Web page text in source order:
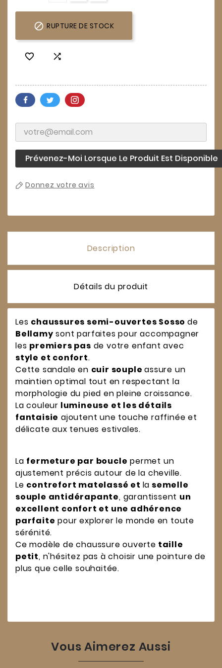
 RUPTURE DE STOCK
 
Prévenez-Moi Lorsque Le Produit Est Disponible
Donnez votre avis
Description
Détails du produit
Les chaussures semi-ouvertes Sossode
Bellamy sont parfaites pour accompagner
les premiers pas de votre enfant avec
style et confort.
Cette sandale en cuir soupleassure un
maintien optimal tout en respectant la
morphologie du pied en pleine croissance.
La couleur lumineuse et les détails
fantaisie ajoutent une touche raffinée et
délicate aux tenues estivales.
La fermeture par boucle permet un
ajustement précis autour de la cheville.
Le contrefort matelassé et la semelle
souple antidérapante, garantissent un
excellent confort et une adhérence
parfaite pour explorer le monde en toute
sérénité.
Ce modèle de chaussure ouverte taille
petit, n'hésitez pas à choisir une pointure de
plus que celle souhaitée.
Vous Aimerez Aussi